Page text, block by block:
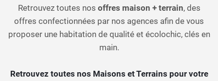
Retrouvez toutes nos offres maison + terrain, des
offres confectionnées par nos agences afin de vous
proposer une habitation de qualité et écolochic, clés en
main.
Retrouvez toutes nos Maisons et Terrains pour votre